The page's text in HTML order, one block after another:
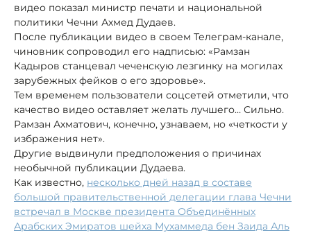
видео показал министр печати и национальной
политики Чечни Ахмед Дудаев.
После публикации видео в своем Телеграм-канале,
чиновник сопроводил его надписью: «Рамзан
Кадыров станцевал чеченскую лезгинку на могилах
зарубежных фейков о его здоровье».
Тем временем пользователи соцсетей отметили, что
качество видео оставляет желать лучшего… Сильно.
Рамзан Ахматович, конечно, узнаваем, но «четкости у
избражения нет».
Другие выдвинули предположения о причинах
необычной публикации Дудаева.
Как известно, несколько дней назад в составе
большой правительственной делегации глава Чечни
встречал в Москве президента Объединённых
Арабских Эмиратов шейха Мухаммеда бен Заида Аль